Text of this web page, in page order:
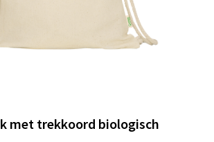
met trekkoord biologisch